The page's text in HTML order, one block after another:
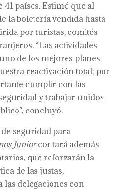
países. Estimó que al
la boletería vendida hasta
por turistas, comités
“Las actividades
de los mejores planes
reactivación total; por
cumplir con las
y trabajar unidos
concluyó.
seguridad para
Juniorcontará además
que reforzarán la
de las justas,
las delegaciones con